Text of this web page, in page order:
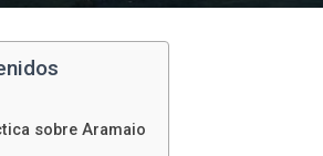
sobre Aramaio